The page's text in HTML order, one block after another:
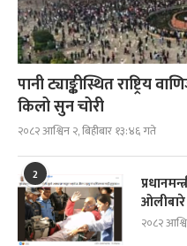
पानी ट्याङ्कीस्थित राष्ट्रिय
किलो सुन चोरी
२०८२ आश्विन २, बिहीबार १३:४६ गते
2
ओलीबारे
२०८२